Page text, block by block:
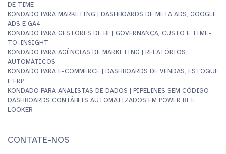
DE TIME
KONDADO PARA MARKETING | DASHBOARDS DE META ADS, GOOGLE
ADS E GA4
KONDADO PARA GESTORES DE BI | GOVERNANÇA, CUSTO E TIME-
TO-INSIGHT
KONDADO PARA AGÊNCIAS DE MARKETING | RELATÓRIOS
AUTOMÁTICOS
KONDADO PARA E-COMMERCE | DASHBOARDS DE VENDAS, ESTOQUE
E ERP
KONDADO PARA ANALISTAS DE DADOS | PIPELINES SEM CÓDIGO
DASHBOARDS CONTÁBEIS AUTOMATIZADOS EM POWER BI E
LOOKER
CONTATE-NOS